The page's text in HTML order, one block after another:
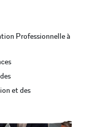
Professionnelle à
et des